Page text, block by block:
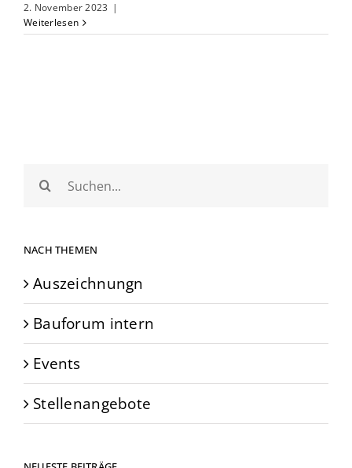
2. November 2023 |
Weiterlesen
Suche
nach:
NACH THEMEN
Auszeichnungn
Bauforum intern
Events
Stellenangebote